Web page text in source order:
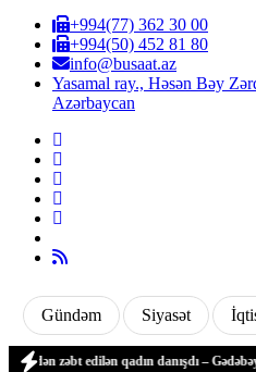
+994(77) 362 30 00
+994(50) 452 81 80
info@busaat.az
Yasamal ray., Həsən Bəy
Azərbaycan
Gündəm Siyasət
zəbt edilən qadın danışdı –